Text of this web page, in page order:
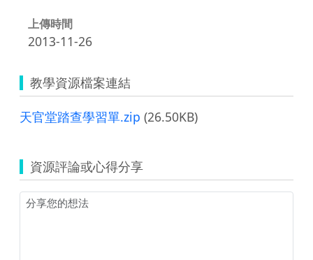
上傳時間
2013-11-26
教學資源檔案連結
天官堂踏查學習單.zip (26.50KB)
資源評論或心得分享